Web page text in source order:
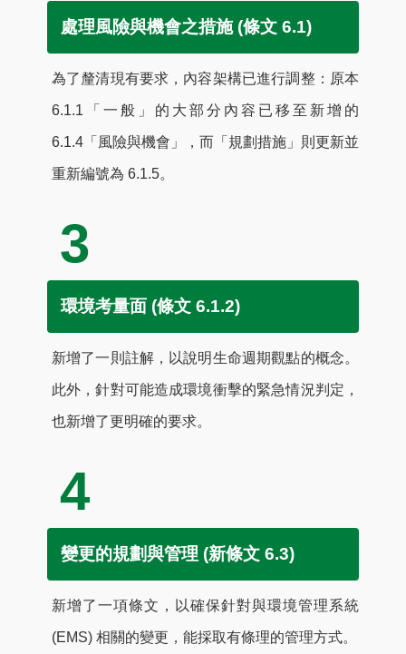
處理風險與機會之措施 (條文 6.1)
為了釐清現有要求，內容架構已進行調整：原本
6.1.1「一般」的大部分內容已移至新增的
6.1.4「風險與機會」，而「規劃措施」則更新並
重新編號為 6.1.5。
3
環境考量面 (條文 6.1.2)
新增了一則註解，以說明生命週期觀點的概念。
此外，針對可能造成環境衝擊的緊急情況判定，
也新增了更明確的要求。
4
變更的規劃與管理 (新條文 6.3)
新增了一項條文，以確保針對與環境管理系統
(EMS) 相關的變更，能採取有條理的管理方式。